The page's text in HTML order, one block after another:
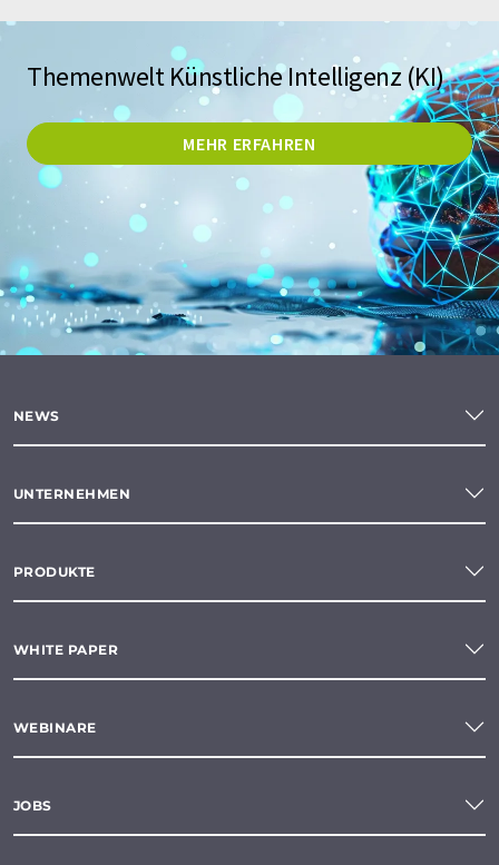
Themenwelt Künstliche Intelligenz (KI)
MEHR ERFAHREN
NEWS
UNTERNEHMEN
PRODUKTE
WHITE PAPER
WEBINARE
JOBS